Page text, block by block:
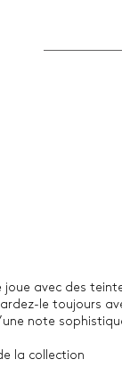
avec des
le toujours
note
la collection